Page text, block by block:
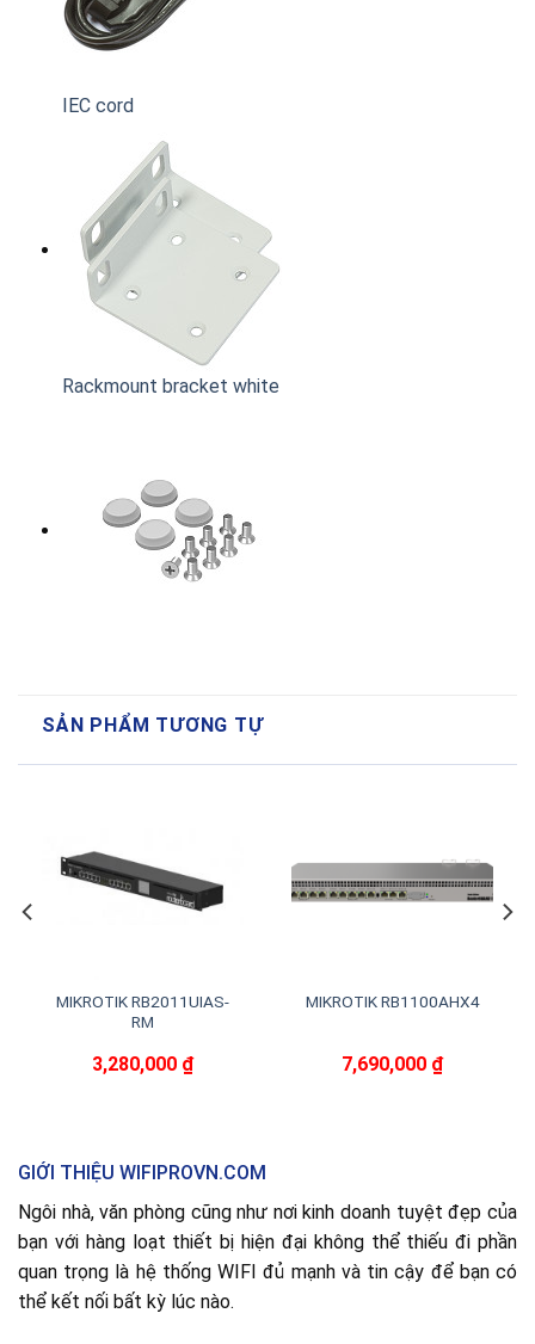
IEC cord
Rackmount bracket white
SẢN PHẨM TƯƠNG TỰ
MIKROTIK RB2011UIAS-
RM
3,280,000 ₫
MIKROTIK RB1100AHX4
7,690,000 ₫
GIỚI THIỆU WIFIPROVN.COM
Ngôi nhà, văn phòng cũng như nơi kinh doanh tuyệt đẹp của
bạn với hàng loạt thiết bị hiện đại không thể thiếu đi phần
quan trọng là hệ thống WIFI đủ mạnh và tin cậy để bạn có
thể kết nối bất kỳ lúc nào.